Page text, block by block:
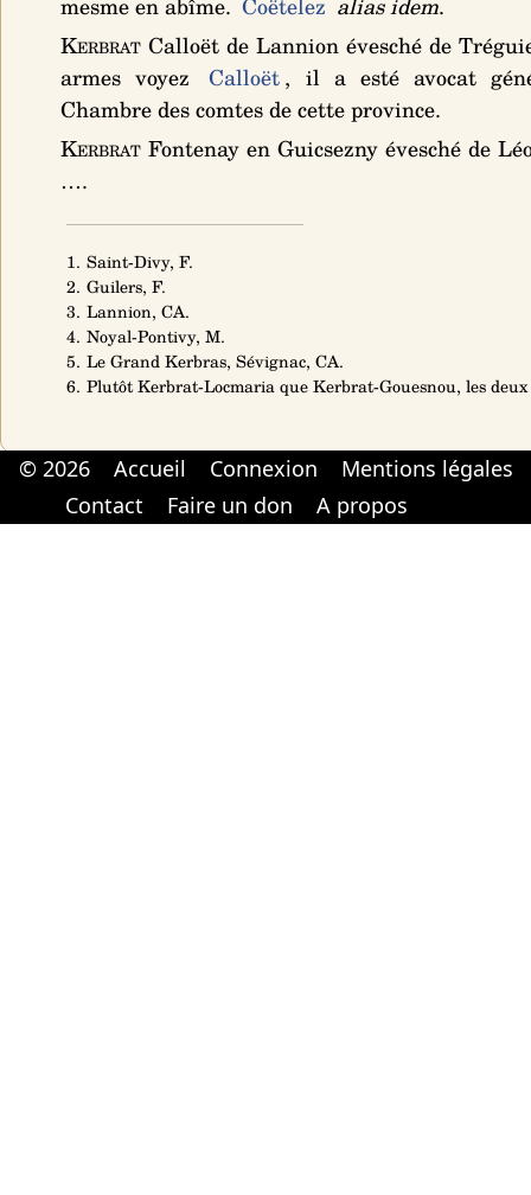
mesme en abîme. Coëtelez alias idem.
Kerbrat Calloët de Lannion évesché de
armes voyez
Calloët, il a esté avocat
Chambre des comtes de cette province.
Kerbrat Fontenay en Guicsezny évesché de
….
1. Saint-Divy, F.
2. Guilers, F.
3. Lannion, CA.
4. Noyal-Pontivy, M.
5. Le Grand Kerbras, Sévignac, CA.
6. Plutôt Kerbrat-Locmaria que Kerbrat-Gouesnou, les
© 2026 Accueil Connexion
Mentions légales
Contact
Faire un don A propos